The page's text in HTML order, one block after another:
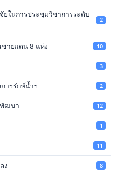
ยในการประชุมวิชาการระดับ
2
ชายแดน 8 แห่ง 10
3
ารรักษ์น้ำฯ 2
พัฒนา 12
1
11
ง 8